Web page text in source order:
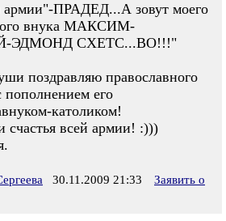
армии"-ПРАДЕД...А зовут моего
внука МАКСИМ-
ЭДМОНД СХЕТС...ВО!!!"
поздравляю православного
пополнением его
католиком!
счастья всей армии! :)))
30.11.2009 21:33
Заявить о